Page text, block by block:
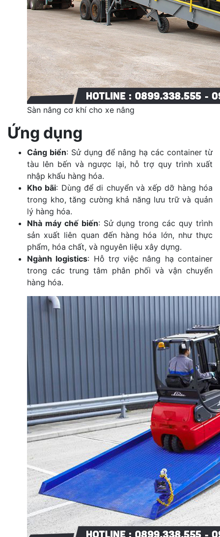
Sàn nâng cơ khí cho xe nâng
Ứng dụng
Cảng biển: Sử dụng để nâng hạ các container từ
tàu lên bến và ngược lại, hỗ trợ quy trình xuất
nhập khẩu hàng hóa.
Kho bãi: Dùng để di chuyển và xếp dỡ hàng hóa
trong kho, tăng cường khả năng lưu trữ và quản
lý hàng hóa.
Nhà máy chế biến: Sử dụng trong các quy trình
sản xuất liên quan đến hàng hóa lớn, như thực
phẩm, hóa chất, và nguyên liệu xây dựng.
Ngành logistics: Hỗ trợ việc nâng hạ container
trong các trung tâm phân phối và vận chuyển
hàng hóa.